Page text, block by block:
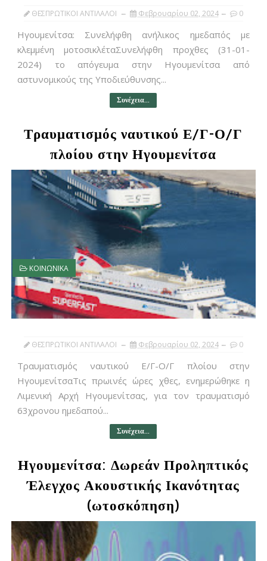
ΘΕΣΠΡΩΤΙΚΟΙ ΑΝΤΙΛΑΛΟΙ Φεβρουαρίου 02, 2024 0
Ηγουμενίτσα: Συνελήφθη ανήλικος ημεδαπός με
κλεμμένη μοτοσικλέταΣυνελήφθη προχθες (31-01-
2024) το απόγευμα στην Ηγουμενίτσα από
αστυνομικούς της Υποδιεύθυνσης...
Συνέχεια...
Τραυματισμός ναυτικού Ε/Γ-Ο/Γ
πλοίου στην Ηγουμενίτσα
ΚΟΙΝΩΝΙΚΑ
ΘΕΣΠΡΩΤΙΚΟΙ ΑΝΤΙΛΑΛΟΙ Φεβρουαρίου 02, 2024 0
Τραυματισμός ναυτικού Ε/Γ-Ο/Γ πλοίου στην
ΗγουμενίτσαΤις πρωινές ώρες χθες, ενημερώθηκε η
Λιμενική Αρχή Ηγουμενίτσας, για τον τραυματισμό
63χρονου ημεδαπού...
Συνέχεια...
Ηγουμενίτσα: Δωρεάν Προληπτικός
Έλεγχος Ακουστικής Ικανότητας
(ωτοσκόπηση)